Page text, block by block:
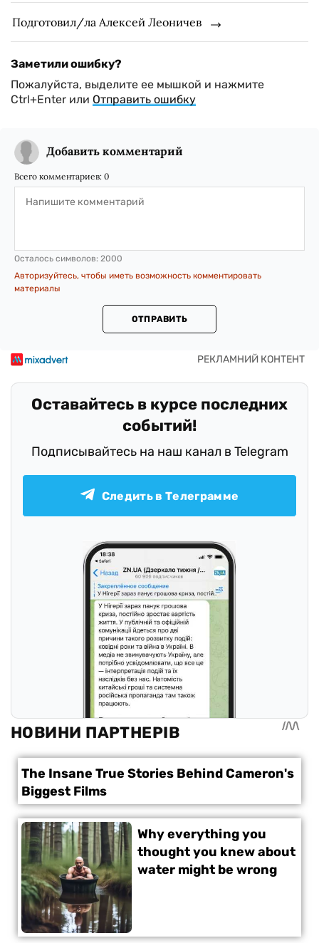
Подготовил/ла Алексей Леоничев
Заметили ошибку?
Пожалуйста, выделите ее мышкой и нажмите
Ctrl+Enter или Отправить ошибку
Добавить комментарий
Всего комментариев: 0
Осталось символов: 2000
Авторизуйтесь, чтобы иметь возможность комментировать
материалы
ОТПРАВИТЬ
Оставайтесь в курсе последних
событий!
Подписывайтесь на наш канал в Telegram
Следить в Телеграмме